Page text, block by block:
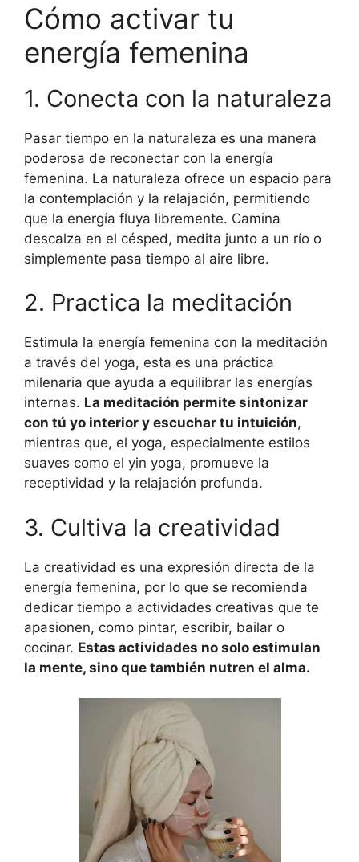
Cómo activar tu
energía femenina
1. Conecta con la naturaleza
Pasar tiempo en la naturaleza es una manera
poderosa de reconectar con la energía
femenina. La naturaleza ofrece un espacio para
la contemplación y la relajación, permitiendo
que la energía fluya libremente. Camina
descalza en el césped, medita junto a un río o
simplemente pasa tiempo al aire libre.
2. Practica la meditación
Estimula la energía femenina con la meditación
a través del yoga, esta es una práctica
milenaria que ayuda a equilibrar las energías
internas. La meditación permite sintonizar
con tú yo interior y escuchar tu intuición,
mientras que, el yoga, especialmente estilos
suaves como el yin yoga, promueve la
receptividad y la relajación profunda.
3. Cultiva la creatividad
La creatividad es una expresión directa de la
energía femenina, por lo que se recomienda
dedicar tiempo a actividades creativas que te
apasionen, como pintar, escribir, bailar o
cocinar. Estas actividades no solo estimulan
la mente, sino que también nutren el alma.